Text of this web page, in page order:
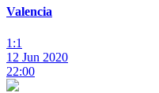
Valencia
1:1
12 Jun 2020
22:00